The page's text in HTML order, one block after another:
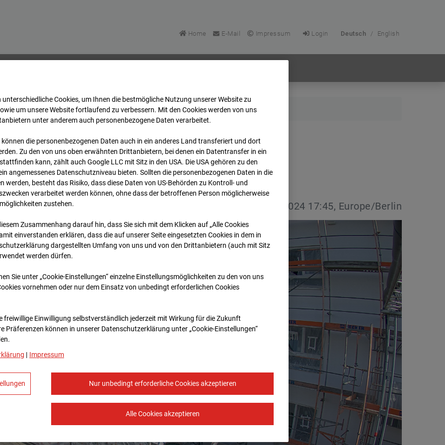
Home E-Mail Impressum Login Deutsch / English
Heddesheim Archiv 2024 08 13 17:45
Heddesheim
13.08.2024 17:45, Europe/Berlin
unterschiedliche Cookies, um Ihnen die best­mögliche Nutzung unserer Website zu
um unsere Website fortlaufend zu verbessern. Mit den Cookies werden von uns
unter anderem auch personenbezogene Daten verarbeitet.
können die personenbezogenen Daten auch in ein anderes Land transferiert und dort
Zu den von uns oben erwähnten Drittanbietern, bei denen ein Datentransfer in ein
kann, zählt auch Google LLC mit Sitz in den USA. Die USA gehören zu den
angemessenes Datenschutzniveau bieten. Sollten die personenbezogenen Daten in die
werden, besteht das Risiko, dass diese Daten von US-Behörden zu Kontroll- und
verarbeitet werden können, ohne dass der betroffenen Person möglicherweise
zustehen.
Zusammenhang darauf hin, dass Sie sich mit dem Klicken auf „Alle Cookies
ein­ver­standen erklären, dass die auf unserer Seite eingesetzten Cookies in dem in
dargestellten Umfang von uns und von den Drittanbietern (auch mit Sitz
werden dürfen.
Sie unter „Cookie-Einstellungen“ einzelne Einstellungsmöglichkeiten zu den von uns
vornehmen oder nur dem Einsatz von unbedingt erforderlichen Cookies
freiwillige Einwilligung selbstverständlich jederzeit mit Wirkung für die Zukunft
Prä­fe­renzen können in unserer Datenschutzerklärung unter „Cookie-Einstellungen“
| Impressum
Nur unbedingt erforderliche Cookies akzeptieren
Alle Cookies akzeptieren